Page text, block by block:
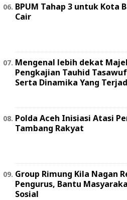
BPUM Tahap 3 untuk Kota
Cair
Mengenal lebih dekat
Pengkajian Tauhid
Serta Dinamika Yang
Polda Aceh Inisiasi Atasi
Tambang Rakyat
Group Rimung Kila Nagan
Pengurus, Bantu
Sosial